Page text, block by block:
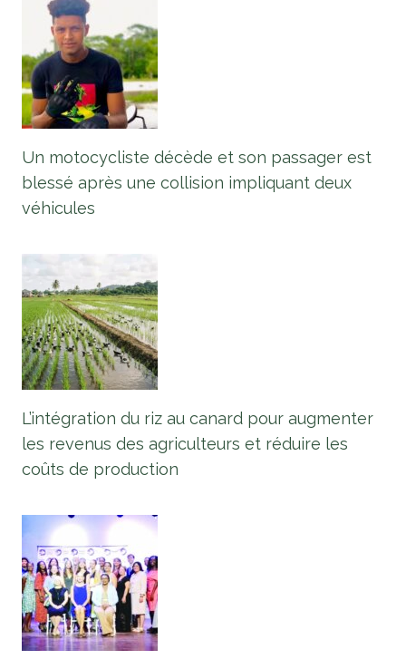
Un motocycliste décède et son passager est
blessé après une collision impliquant deux
véhicules
L’intégration du riz au canard pour augmenter
les revenus des agriculteurs et réduire les
coûts de production